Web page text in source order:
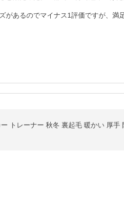
があるのでマイナス1評価ですが、満
トレーナー 秋冬 裏起毛 暖かい 厚